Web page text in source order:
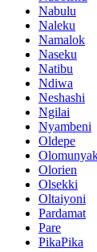
Nabulu
Naleku
Namalok
Naseku
Natibu
Ndiwa
Neshashi
Ngilai
Nyambeni
Oldepe
Olorien
Olsekki
Oltaiyoni
Pardamat
Pare
PikaPika